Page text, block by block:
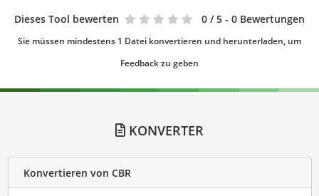
Dieses Tool bewerten 0 / 5 - 0 Bewertungen
Sie müssen mindestens 1 Datei konvertieren und herunterladen, um
Feedback zu geben
KONVERTER
Konvertieren von CBR